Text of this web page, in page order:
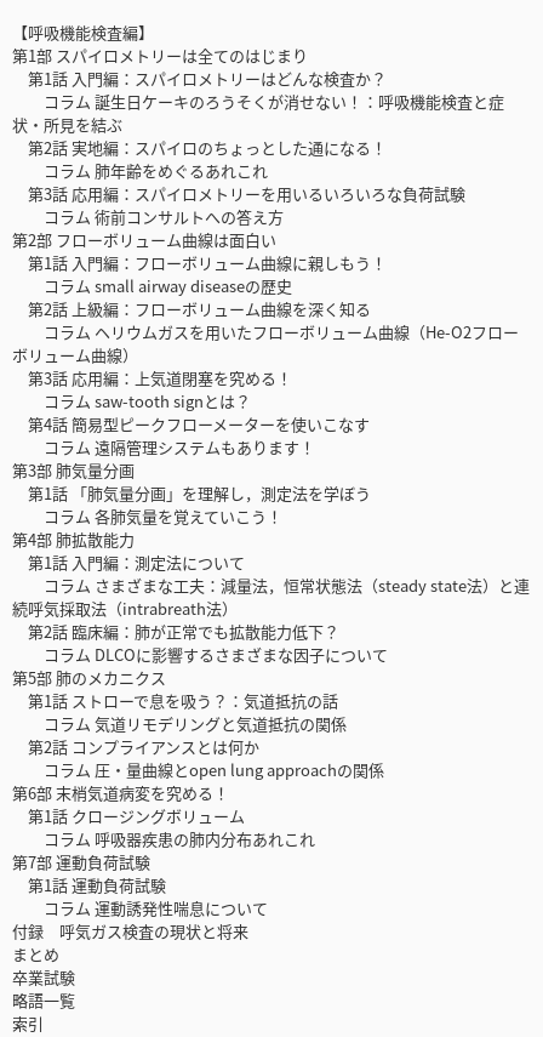
【呼吸機能検査編】
第1部 スパイロメトリーは全てのはじまり
第1話 入門編：スパイロメトリーはどんな検査か？
コラム 誕生日ケーキのろうそくが消せない！：呼吸機能検査と症
状・所見を結ぶ
第2話 実地編：スパイロのちょっとした通になる！
コラム 肺年齢をめぐるあれこれ
第3話 応用編：スパイロメトリーを用いるいろいろな負荷試験
コラム 術前コンサルトへの答え方
第2部 フローボリューム曲線は面白い
第1話 入門編：フローボリューム曲線に親しもう！
コラム small airway diseaseの歴史
第2話 上級編：フローボリューム曲線を深く知る
コラム ヘリウムガスを用いたフローボリューム曲線（He-O2フロー
ボリューム曲線）
第3話 応用編：上気道閉塞を究める！
コラム saw-tooth signとは？
第4話 簡易型ピークフローメーターを使いこなす
コラム 遠隔管理システムもあります！
第3部 肺気量分画
第1話 「肺気量分画」を理解し，測定法を学ぼう
コラム 各肺気量を覚えていこう！
第4部 肺拡散能力
第1話 入門編：測定法について
コラム さまざまな工夫：減量法，恒常状態法（steady state法）と連
続呼気採取法（intrabreath法）
第2話 臨床編：肺が正常でも拡散能力低下？
コラム DLCOに影響するさまざまな因子について
第5部 肺のメカニクス
第1話 ストローで息を吸う？：気道抵抗の話
コラム 気道リモデリングと気道抵抗の関係
第2話 コンプライアンスとは何か
コラム 圧・量曲線とopen lung approachの関係
第6部 末梢気道病変を究める！
第1話 クロージングボリューム
コラム 呼吸器疾患の肺内分布あれこれ
第7部 運動負荷試験
第1話 運動負荷試験
コラム 運動誘発性喘息について
付録 呼気ガス検査の現状と将来
まとめ
卒業試験
略語一覧
索引